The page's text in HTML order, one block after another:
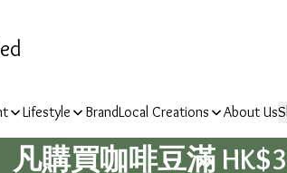
Lifestyle BrandLocal Creations About Us
凡購買咖啡豆滿